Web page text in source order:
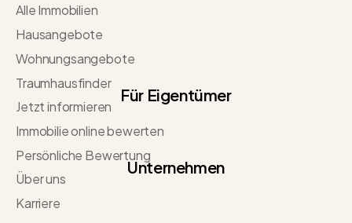
Alle Immobilien
Hausangebote
Wohnungsangebote
Traumhausfinder
Für Eigentümer
Jetzt informieren
Immobilie online bewerten
Persönliche Bewertung
Unternehmen
Über uns
Karriere